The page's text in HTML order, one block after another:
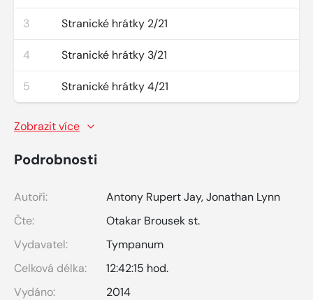
3 Stranické hrátky 2/21
4 Stranické hrátky 3/21
5 Stranické hrátky 4/21
Zobrazit více
Podrobnosti
Autoři: Antony Rupert Jay,Jonathan Lynn
Čte:
Otakar Brousek st.
Vydavatel:
Tympanum
Celková délka:
12:42:15 hod.
Vydáno:
2014